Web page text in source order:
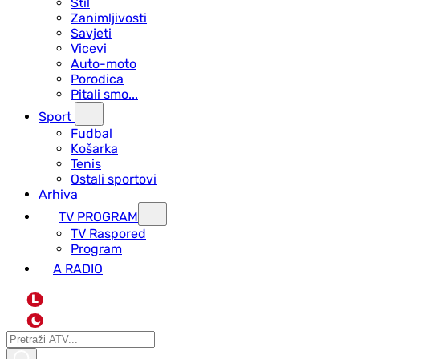
Zanimljivosti
Savjeti
Vicevi
Auto-moto
Porodica
Pitali smo...
Sport
Fudbal
Košarka
Tenis
Ostali sportovi
Arhiva
TV PROGRAM
ТV Raspored
Program
A RADIO
L